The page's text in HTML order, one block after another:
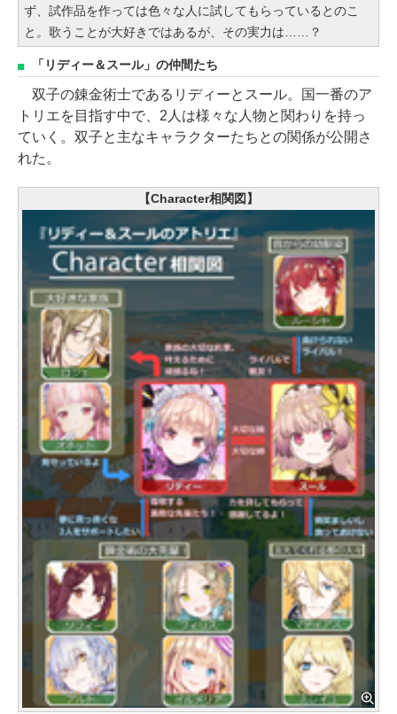
ず、試作品を作っては色々な人に試してもらっているとのこ
と。歌うことが大好きではあるが、その実力は……？
「リディー＆スール」の仲間たち
双子の錬金術士であるリディーとスール。国一番のア
トリエを目指す中で、2人は様々な人物と関わりを持っ
ていく。双子と主なキャラクターたちとの関係が公開さ
れた。
【Character相関図】